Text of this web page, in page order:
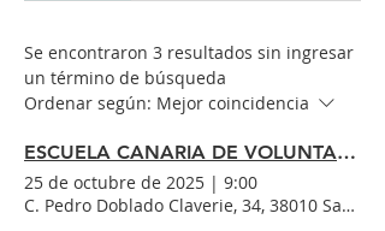
Se encontraron 3 resultados sin ingresar
un término de búsqueda
Ordenar según: Mejor coincidencia
ESCUELA CANARIA DE VOLUNTARIADO
25 de octubre de 2025 | 9:00
C. Pedro Doblado Claverie, 34, 38010 Santa